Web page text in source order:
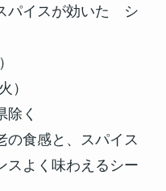
パイスが効いた シ
）
く
の食感と、スパイス
スよく味わえるシー